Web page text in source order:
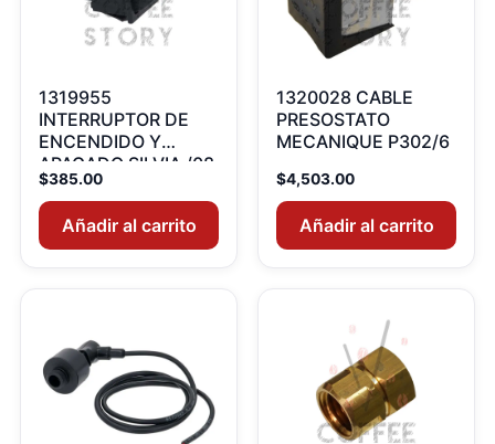
1319955
INTERRUPTOR DE
ENCENDIDO Y
APAGADO SILVIA /08
$385.00
Añadir al carrito
1320028 CABLE
PRESOSTATO
MECANIQUE P302/6
$4,503.00
Añadir al carrito